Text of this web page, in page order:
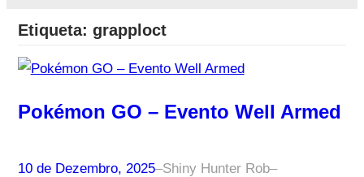
Etiqueta: grapploct
Pokémon GO – Evento Well Armed
10 de Dezembro, 2025–Shiny Hunter Rob–